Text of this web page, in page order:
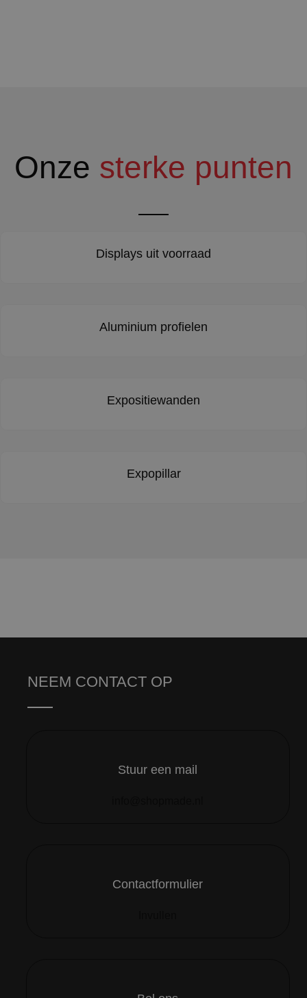
Onze sterke punten
Displays uit voorraad
Aluminium profielen
Expositiewanden
Expopillar
NEEM CONTACT OP
Stuur een mail
Contactformulier